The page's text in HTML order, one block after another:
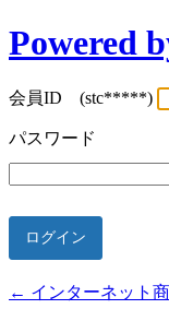
Powered
会員ID (stc*****)
パスワード
← インターネット